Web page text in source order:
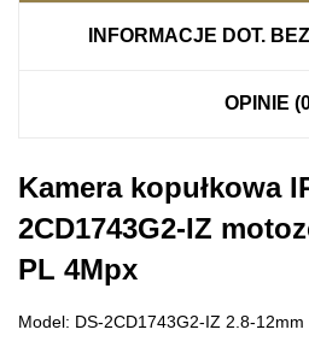
INFORMACJE DOT.
OPINIE
Kamera kopułkowa
2CD1743G2-IZ
PL 4Mpx
Model: DS-2CD1743G2-IZ 2.8-12mm